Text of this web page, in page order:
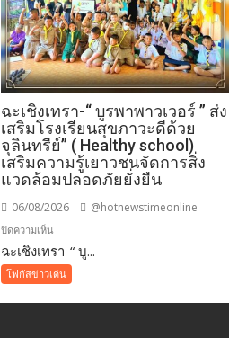
ฉะเชิงเทรา-​“ บูรพาพาวเวอร์ ” ส่ง
เสริมโรงเรียนสุขภาวะดีด้วย
จุลินทรีย์” ( Healthy school)
เสริมความรู้เยาวชนจัดการสิ่ง
แวดล้อมปลอดภัยยั่งยืน
06/08/2026 @hotnewstimeonline
ปิดความเห็น
ฉะเชิงเทรา-​
“
บูร
ฉะเชิงเทรา-​“ บู...
โฟกัสข่าวเด่น